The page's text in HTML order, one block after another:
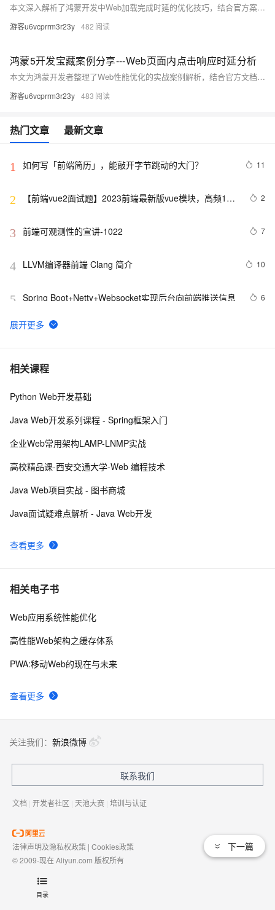
目录
本文深入解析了鸿蒙开发中Web加载完成时延的优化技巧，结合官方案例与实际代码，助你提升性能。核心内容包括：使用DevEco Profiler和DevTools定位瓶颈、四大优化方向（资源合并、接口预取、图片懒加载、任务拆解）及高频手段总结。同时提供性能优化黄金准则，如首屏资源控制在300KB内、关键接口响应≤200ms等，帮助开发者实现丝般流畅体验。
游客u6vcprrm3r23y 482
鸿蒙5开发宝藏案例分享---Web页面内点击响应时延分析
本文为鸿蒙开发者整理了Web性能优化的实战案例解析，结合官方文档深度扩展。内容涵盖点击响应时延核心指标（≤100ms）、性能分析工具链（如DevTools时间线、ArkUI Trace抓取）以及高频优化场景，包括递归函数优化、网络请求阻塞解决方案和setTimeout滥用问题等。同时提供进阶技巧，如首帧加速、透明动画陷阱规避及Web组件初始化加速，并通过优化前后Trace对比展示成果。最后总结了快速定位问题的方法与开发建议，助力开发者提升Web应用性能。
游客u6vcprrm3r23y 483
热门文章 最新文章
1 如何写「前端简历」，能敲开字节跳动的大门？ 11
2
【前端vue2面试题】2023前端最新版vue模块，高频17
2
3 前端可观测性的宣讲-1022 7
4 LLVM编译器前端 Clang 简介 10
5 Spring Boot+Netty+Websocket实现后台向前端推送信息 6
6 2022 前端包管理方案-pnpm 和 corepack
7 《智能前端技术与实践》——第 2 章 前端开发基础 ——
8 前端组件之Bootstrap与Ant design of Vue
址？（in docker）
10手机真机调试本地前端页面
相关课程
查看更多
Python Web开发基础
Java Web开发系列课程 - Spring框架入门
企业Web常用架构LAMP-LNMP实战
高校精品课-西安交通大学-Web 编程技术
Java Web项目实战 - 图书商城
Java面试疑难点解析 - Java Web开发
相关电子书
查看更多
Web应用系统性能优化
高性能Web架构之缓存体系
PWA:移动Web的现在与未来
下一篇
关注我们： 新浪微博
联系我们
文档 | 开发者社区 | 天池大赛 | 培训与认证
法律声明及隐私权政策 | Cookies政策
© 2009-现在 Aliyun.com 版权所有
域名注册服务机构许可：